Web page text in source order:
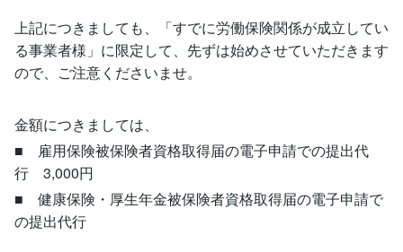
上記につきましても、「すでに労働保険関係が成立してい
る事業者様」に限定して、先ずは始めさせていただきます
ので、ご注意くださいませ。
金額につきましては、
■ 雇用保険被保険者資格取得届の電子申請での提出代
行 3,000円
■ 健康保険・厚生年金被保険者資格取得届の電子申請で
の提出代行